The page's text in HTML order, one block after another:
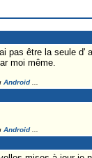
pas être la seule d'
moi même.
Android...
Android...